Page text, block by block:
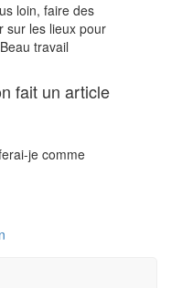
loin, faire des
sur les lieux pour
travail
fait un article
je comme